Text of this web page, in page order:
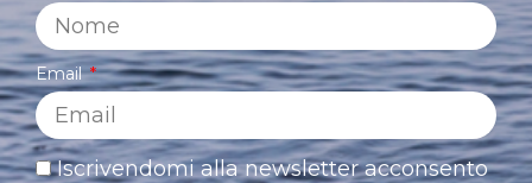
Email
Iscrivendomi alla newsletter acconsento